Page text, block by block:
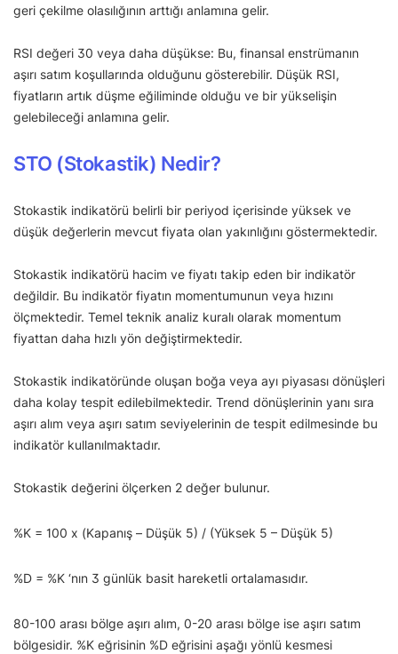
geri çekilme olasılığının arttığı anlamına gelir.
RSI değeri 30 veya daha düşükse: Bu, finansal enstrümanın
aşırı satım koşullarında olduğunu gösterebilir. Düşük RSI,
fiyatların artık düşme eğiliminde olduğu ve bir yükselişin
gelebileceği anlamına gelir.
STO (Stokastik) Nedir?
Stokastik indikatörü belirli bir periyod içerisinde yüksek ve
düşük değerlerin mevcut fiyata olan yakınlığını göstermektedir.
Stokastik indikatörü hacim ve fiyatı takip eden bir indikatör
değildir. Bu indikatör fiyatın momentumunun veya hızını
ölçmektedir. Temel teknik analiz kuralı olarak momentum
fiyattan daha hızlı yön değiştirmektedir.
Stokastik indikatöründe oluşan boğa veya ayı piyasası dönüşleri
daha kolay tespit edilebilmektedir. Trend dönüşlerinin yanı sıra
aşırı alım veya aşırı satım seviyelerinin de tespit edilmesinde bu
indikatör kullanılmaktadır.
Stokastik değerini ölçerken 2 değer bulunur.
%K = 100 x (Kapanış – Düşük 5) / (Yüksek 5 – Düşük 5)
%D = %K ‘nın 3 günlük basit hareketli ortalamasıdır.
80-100 arası bölge aşırı alım, 0-20 arası bölge ise aşırı satım
bölgesidir. %K eğrisinin %D eğrisini aşağı yönlü kesmesi